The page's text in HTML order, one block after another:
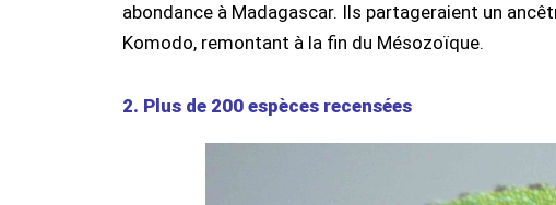
abondance à Madagascar. Ils partageraient un
Komodo, remontant à la fin du Mésozoïque.
2. Plus de 200 espèces recensées